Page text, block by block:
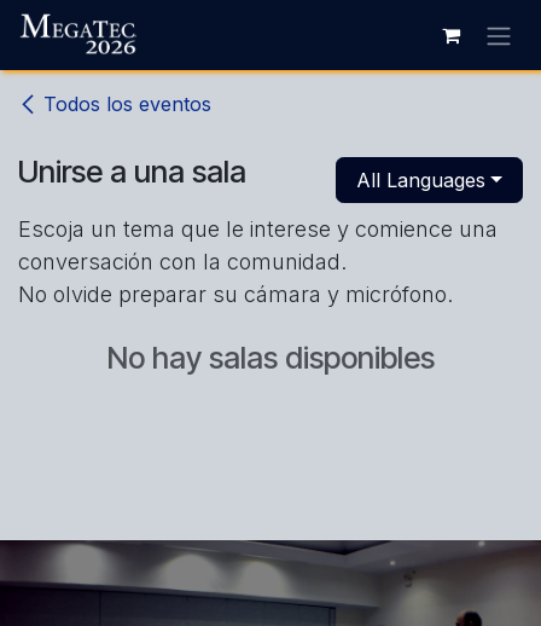
Ir al contenido
Todos los eventos
Unirse a una sala All Languages
Escoja un tema que le interese y comience una
conversación con la comunidad.
No olvide preparar su cámara y micrófono.
No hay salas disponibles